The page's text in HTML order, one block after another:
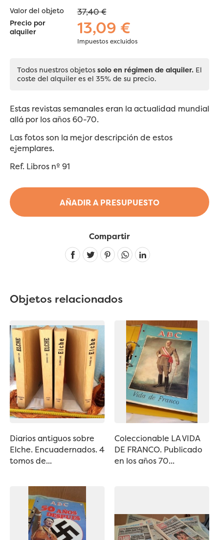
AÑADIR A PRESUPUESTO
Valor del objeto 37,40 €
Precio por
alquiler
13,09 €
Impuestos excluidos
Todos nuestros objetos solo en régimen de alquiler. El
coste del alquiler es el 35% de su precio.
Estas revistas semanales eran la actualidad mundial
allá por los años 60-70.
Las fotos son la mejor descripción de estos
ejemplares.
Ref. Libros nº 91
Compartir
Linkedin
Objetos relacionados
Diarios antiguos sobre
Elche. Encuadernados. 4
tomos de...
Coleccionable LA VIDA
DE FRANCO. Publicado
en los años 70...